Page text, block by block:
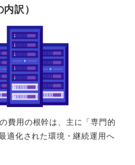
訳）
費用の根幹は、主に「専門的
適化された環境・継続運用へ